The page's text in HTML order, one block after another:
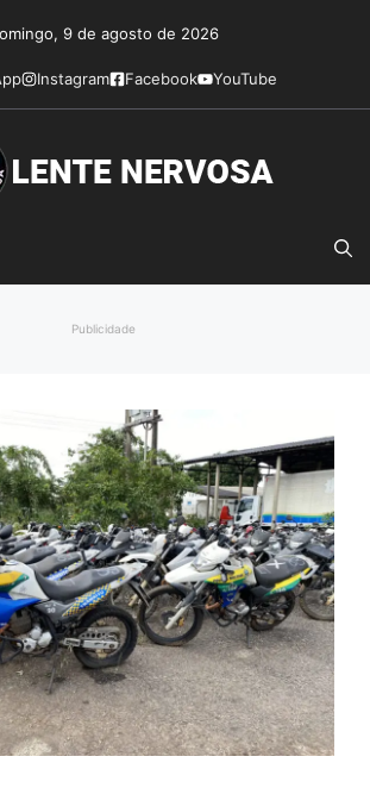
9 de agosto de 2026
Instagram Facebook YouTube
Publicidade